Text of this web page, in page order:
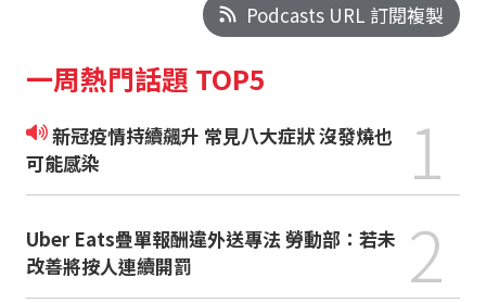
Podcasts URL 訂閱複製
一周熱門話題 TOP5
新冠疫情持續飆升 常見八大症狀 沒發燒也
可能感染
1
Uber Eats疊單報酬違外送專法 勞動部：若未
改善將按人連續開罰
2